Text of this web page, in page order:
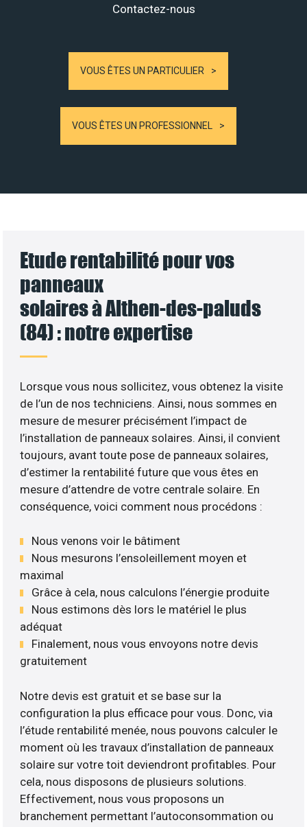
Contactez-nous
VOUS ÊTES UN PARTICULIER
VOUS ÊTES UN PROFESSIONNEL
Etude rentabilité pour vos
panneaux
solaires à Althen-des-paluds
(84) : notre expertise
Lorsque vous nous sollicitez, vous obtenez la visite
de l’un de nos techniciens. Ainsi, nous sommes en
mesure de mesurer précisément l’impact de
l’installation de panneaux solaires. Ainsi, il convient
toujours, avant toute pose de panneaux solaires,
d’estimer la rentabilité future que vous êtes en
mesure d’attendre de votre centrale solaire. En
conséquence, voici comment nous procédons :
Nous venons voir le bâtiment
Nous mesurons l’ensoleillement moyen et
maximal
Grâce à cela, nous calculons l’énergie produite
Nous estimons dès lors le matériel le plus
adéquat
Finalement, nous vous envoyons notre devis
gratuitement
Notre devis est gratuit et se base sur la
configuration la plus efficace pour vous. Donc, via
l’étude rentabilité menée, nous pouvons calculer le
moment où les travaux d’installation de panneaux
solaire sur votre toit deviendront profitables. Pour
cela, nous disposons de plusieurs solutions.
Effectivement, nous vous proposons un
branchement permettant l’autoconsommation ou